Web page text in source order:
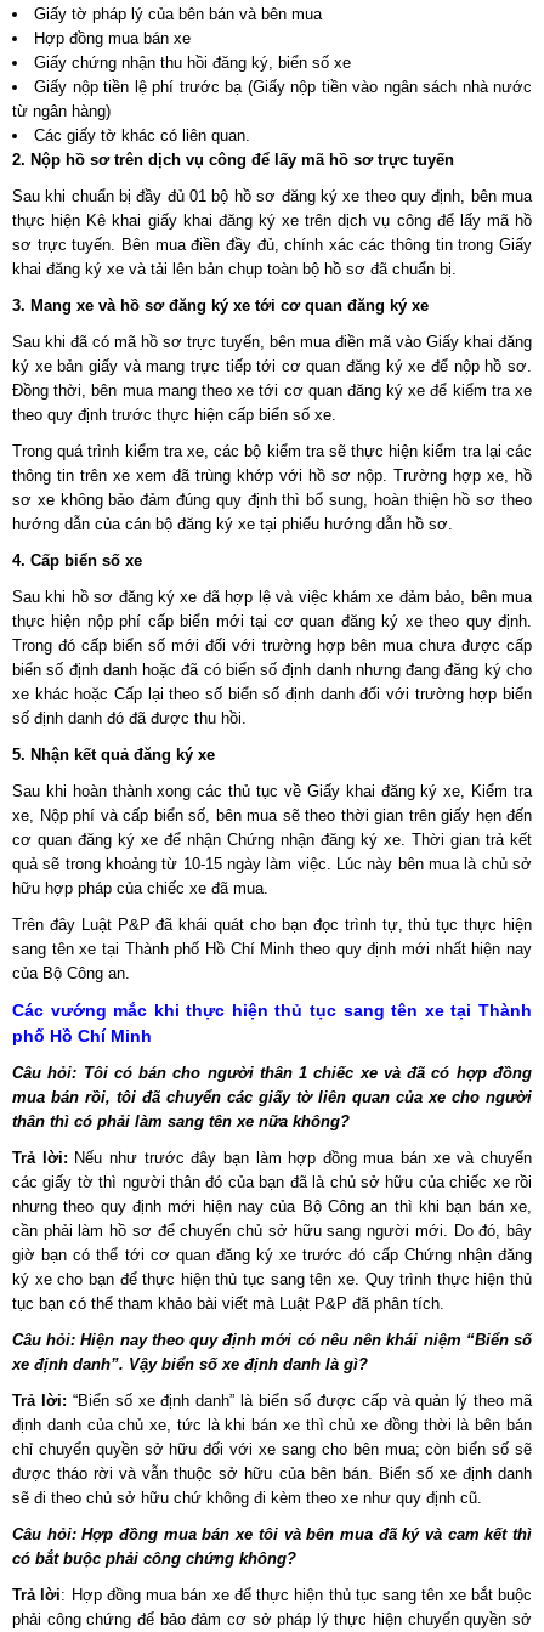
Giấy tờ pháp lý của bên bán và bên mua
Hợp đồng mua bán xe
Giấy chứng nhận thu hồi đăng ký, biển số xe
Giấy nộp tiền lệ phí trước bạ (Giấy nộp tiền vào ngân sách nhà nước
từ ngân hàng)
Các giấy tờ khác có liên quan.
2. Nộp hồ sơ trên dịch vụ công để lấy mã hồ sơ trực tuyến
Sau khi chuẩn bị đầy đủ 01 bộ hồ sơ đăng ký xe theo quy định, bên mua
thực hiện Kê khai giấy khai đăng ký xe trên dịch vụ công để lấy mã hồ
sơ trực tuyến. Bên mua điền đầy đủ, chính xác các thông tin trong Giấy
khai đăng ký xe và tải lên bản chụp toàn bộ hồ sơ đã chuẩn bị.
3. Mang xe và hồ sơ đăng ký xe tới cơ quan đăng ký xe
Sau khi đã có mã hồ sơ trực tuyến, bên mua điền mã vào Giấy khai đăng
ký xe bản giấy và mang trực tiếp tới cơ quan đăng ký xe để nộp hồ sơ.
Đồng thời, bên mua mang theo xe tới cơ quan đăng ký xe để kiểm tra xe
theo quy định trước thực hiện cấp biển số xe.
Trong quá trình kiểm tra xe, các bộ kiểm tra sẽ thực hiện kiểm tra lại các
thông tin trên xe xem đã trùng khớp với hồ sơ nộp. Trường hợp xe, hồ
sơ xe không bảo đảm đúng quy định thì bổ sung, hoàn thiện hồ sơ theo
hướng dẫn của cán bộ đăng ký xe tại phiếu hướng dẫn hồ sơ.
4. Cấp biển số xe
Sau khi hồ sơ đăng ký xe đã hợp lệ và việc khám xe đảm bảo, bên mua
thực hiện nộp phí cấp biển mới tại cơ quan đăng ký xe theo quy định.
Trong đó cấp biển số mới đối với trường hợp bên mua chưa được cấp
biển số định danh hoặc đã có biển số định danh nhưng đang đăng ký cho
xe khác hoặc Cấp lại theo số biển số định danh đối với trường hợp biển
số định danh đó đã được thu hồi.
5. Nhận kết quả đăng ký xe
Sau khi hoàn thành xong các thủ tục về Giấy khai đăng ký xe, Kiểm tra
xe, Nộp phí và cấp biển số, bên mua sẽ theo thời gian trên giấy hẹn đến
cơ quan đăng ký xe để nhận Chứng nhận đăng ký xe. Thời gian trả kết
quả sẽ trong khoảng từ 10-15 ngày làm việc. Lúc này bên mua là chủ sở
hữu hợp pháp của chiếc xe đã mua.
Trên đây Luật P&P đã khái quát cho bạn đọc trình tự, thủ tục thực hiện
sang tên xe tại Thành phố Hồ Chí Minh theo quy định mới nhất hiện nay
của Bộ Công an.
Các vướng mắc khi thực hiện thủ tục sang tên xe tại Thành
phố Hồ Chí Minh
Câu hỏi: Tôi có bán cho người thân 1 chiếc xe và đã có hợp đồng
mua bán rồi, tôi đã chuyển các giấy tờ liên quan của xe cho người
thân thì có phải làm sang tên xe nữa không?
Trả lời: Nếu như trước đây bạn làm hợp đồng mua bán xe và chuyển
các giấy tờ thì người thân đó của bạn đã là chủ sở hữu của chiếc xe rồi
nhưng theo quy định mới hiện nay của Bộ Công an thì khi bạn bán xe,
cần phải làm hồ sơ để chuyển chủ sở hữu sang người mới. Do đó, bây
giờ bạn có thể tới cơ quan đăng ký xe trước đó cấp Chứng nhận đăng
ký xe cho bạn để thực hiện thủ tục sang tên xe. Quy trình thực hiện thủ
tục bạn có thể tham khảo bài viết mà Luật P&P đã phân tích.
Câu hỏi: Hiện nay theo quy định mới có nêu nên khái niệm “Biển số
xe định danh”. Vậy biển số xe định danh là gì?
Trả lời: “Biển số xe định danh” là biển số được cấp và quản lý theo mã
định danh của chủ xe, tức là khi bán xe thì chủ xe đồng thời là bên bán
chỉ chuyển quyền sở hữu đối với xe sang cho bên mua; còn biển số sẽ
được tháo rời và vẫn thuộc sở hữu của bên bán. Biển số xe định danh
sẽ đi theo chủ sở hữu chứ không đi kèm theo xe như quy định cũ.
Câu hỏi: Hợp đồng mua bán xe tôi và bên mua đã ký và cam kết thì
có bắt buộc phải công chứng không?
Trả lời: Hợp đồng mua bán xe để thực hiện thủ tục sang tên xe bắt buộc
phải công chứng để bảo đảm cơ sở pháp lý thực hiện chuyển quyền sở